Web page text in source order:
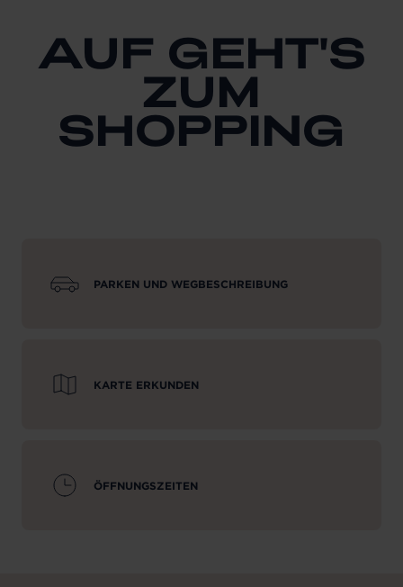
AUF GEHT'S
ZUM
SHOPPING
PARKEN UND WEGBESCHREIBUNG
KARTE ERKUNDEN
ÖFFNUNGSZEITEN